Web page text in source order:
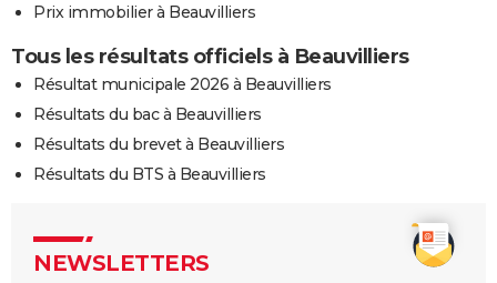
Prix immobilier à Beauvilliers
Tous les résultats officiels à Beauvilliers
Résultat municipale 2026 à Beauvilliers
Résultats du bac à Beauvilliers
Résultats du brevet à Beauvilliers
Résultats du BTS à Beauvilliers
NEWSLETTERS